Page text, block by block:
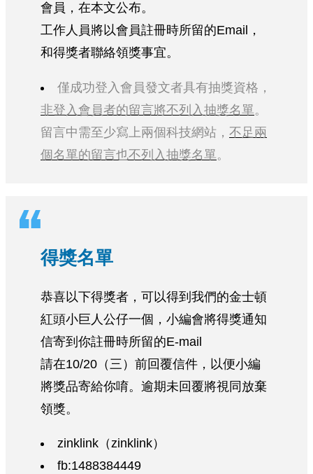
會員，在本文公布。
工作人員將以會員註冊時所留的Email，
和得獎者聯絡領獎事宜。
僅成功登入會員發文者具有抽獎資格，
非登入會員者的留言將不列入抽獎名單。
留言中需至少寫上兩個科技網站， 不足兩
個名單的留言也不列入抽獎名單。
得獎名單
恭喜以下得獎者，可以得到我們的金士頓
紅頭小巨人公仔一個，小編會將得獎通知
信寄到你註冊時所留的E-mail
請在10/20（三）前回覆信件，以便小編
將獎品寄給你唷。逾期未回覆將視同放棄
領獎。
zinklink（zinklink）
fb:1488384449